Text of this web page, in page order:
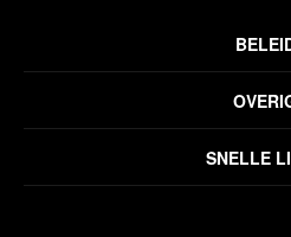
SNELLE
Inspiratie
Disclaimer
Verzendbeleid